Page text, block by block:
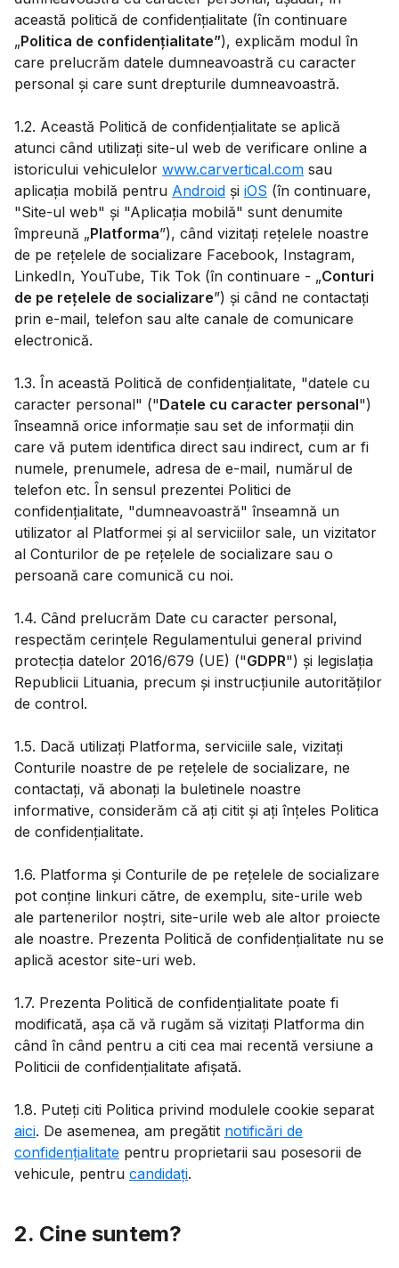
această politică de confidențialitate (în continuare
„Politica de confidențialitate”), explicăm modul în
care prelucrăm datele dumneavoastră cu caracter
personal și care sunt drepturile dumneavoastră.
1.2. Această Politică de confidențialitate se aplică
atunci când utilizați site-ul web de verificare online a
istoricului vehiculelor www.carvertical.com sau
aplicația mobilă pentru Android și iOS (în continuare,
"Site-ul web" și "Aplicația mobilă" sunt denumite
împreună „Platforma”), când vizitați rețelele noastre
de pe rețelele de socializare Facebook, Instagram,
LinkedIn, YouTube, Tik Tok (în continuare - „Conturi
de pe rețelele de socializare”) și când ne contactați
prin e-mail, telefon sau alte canale de comunicare
electronică.
1.3. În această Politică de confidențialitate, "datele cu
caracter personal" ("Datele cu caracter personal")
înseamnă orice informație sau set de informații din
care vă putem identifica direct sau indirect, cum ar fi
numele, prenumele, adresa de e-mail, numărul de
telefon etc. În sensul prezentei Politici de
confidențialitate, "dumneavoastră" înseamnă un
utilizator al Platformei și al serviciilor sale, un vizitator
al Conturilor de pe rețelele de socializare sau o
persoană care comunică cu noi.
1.4. Când prelucrăm Date cu caracter personal,
respectăm cerințele Regulamentului general privind
protecția datelor 2016/679 (UE) ("GDPR") și legislația
Republicii Lituania, precum și instrucțiunile autorităților
de control.
1.5. Dacă utilizați Platforma, serviciile sale, vizitați
Conturile noastre de pe rețelele de socializare, ne
contactați, vă abonați la buletinele noastre
informative, considerăm că ați citit și ați înțeles Politica
de confidențialitate.
1.6. Platforma și Conturile de pe rețelele de socializare
pot conține linkuri către, de exemplu, site-urile web
ale partenerilor noștri, site-urile web ale altor proiecte
ale noastre. Prezenta Politică de confidențialitate nu se
aplică acestor site-uri web.
1.7. Prezenta Politică de confidențialitate poate fi
modificată, așa că vă rugăm să vizitați Platforma din
când în când pentru a citi cea mai recentă versiune a
Politicii de confidențialitate afișată.
1.8. Puteți citi Politica privind modulele cookie separat
aici. De asemenea, am pregătit notificări de
confidențialitate pentru proprietarii sau posesorii de
vehicule, pentru candidați.
2. Cine suntem?